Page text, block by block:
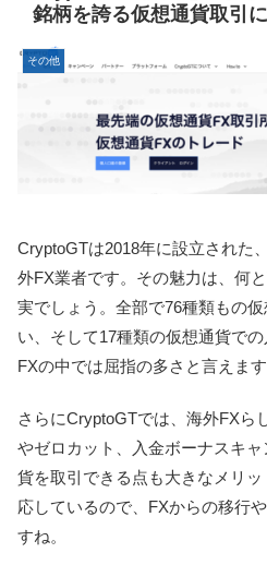
銘柄を誇る仮想通貨取引
その他
CryptoGTは2018年に設立された
外FX業者です。その魅力は、何
実でしょう。全部で76種類もの
い、そして17種類の仮想通貨で
FXの中では屈指の多さと言えます
さらにCryptoGTでは、海外FXら
やゼロカット、入金ボーナスキ
貨を取引できる点も大きなメリ
応しているので、FXからの移行
すね。